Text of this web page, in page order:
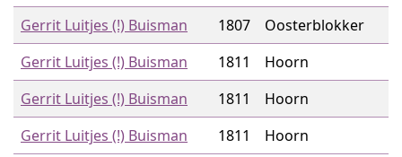
Gerrit Luitjes (!) Buisman
1807
Oosterblokker
Gerrit Luitjes (!) Buisman
1811
Hoorn
Gerrit Luitjes (!) Buisman
1811
Hoorn
Gerrit Luitjes (!) Buisman
1811 Hoorn